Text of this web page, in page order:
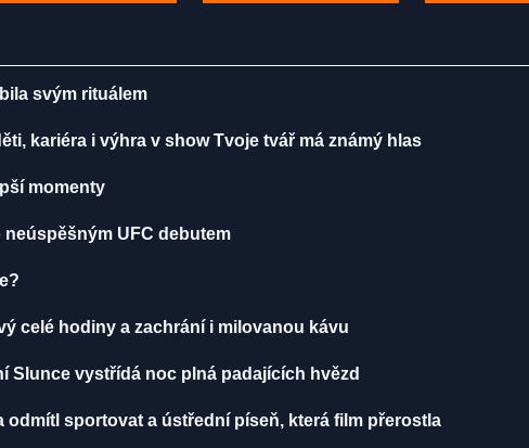
svým rituálem
kariéra i výhra v show Tvoje tvář má známý hlas
momenty
neúspěšným UFC debutem
celé hodiny a zachrání i milovanou kávu
Slunce vystřídá noc plná padajících hvězd
sportovat a ústřední píseň, která film přerostla